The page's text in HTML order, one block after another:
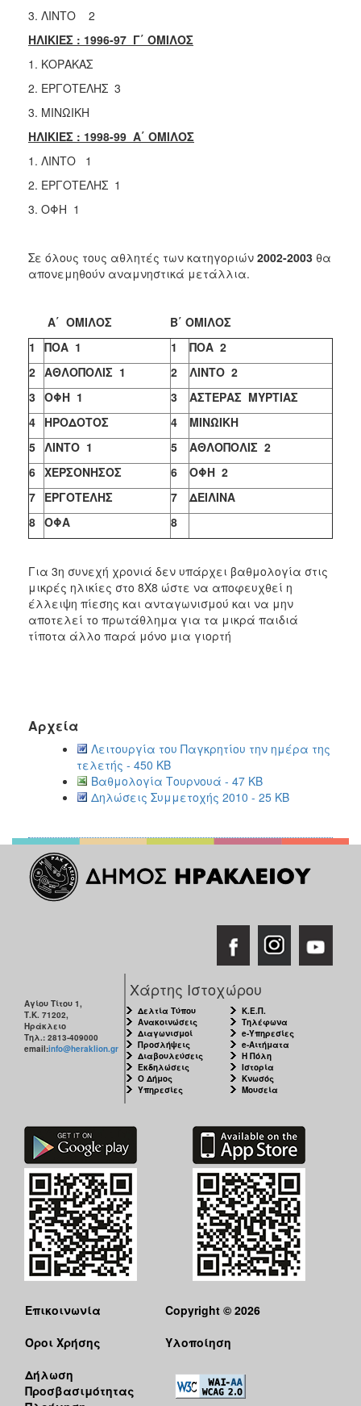
3. ΛΙΝΤΟ 2
ΗΛΙΚΙΕΣ : 1996-97 Γ΄ ΟΜΙΛΟΣ
1. ΚΟΡΑΚΑΣ
2. ΕΡΓΟΤΕΛΗΣ 3
3. ΜΙΝΩΙΚΗ
ΗΛΙΚΙΕΣ : 1998-99 Α΄ ΟΜΙΛΟΣ
1. ΛΙΝΤΟ 1
2. ΕΡΓΟΤΕΛΗΣ 1
3. ΟΦΗ 1
Σε όλους τους αθλητές των κατηγοριών 2002-2003 θα
απονεμηθούν αναμνηστικά μετάλλια.
Α΄ ΟΜΙΛΟΣ Β΄ ΟΜΙΛΟΣ
1
ΠΟΑ 1 1
ΠΟΑ 2
2 ΑΘΛΟΠΟΛΙΣ 1 2
ΛΙΝΤΟ 2
3 ΟΦΗ 1 3
ΑΣΤΕΡΑΣ ΜΥΡΤΙΑΣ
4 ΗΡΟΔΟΤΟΣ 4
ΜΙΝΩΙΚΗ
5 ΛΙΝΤΟ 1 5
ΑΘΛΟΠΟΛΙΣ 2
6 ΧΕΡΣΟΝΗΣΟΣ 6
ΟΦΗ 2
7 ΕΡΓΟΤΕΛΗΣ 7
ΔΕΙΛΙΝΑ
8 ΟΦΑ 8
Για 3η συνεχή χρονιά δεν υπάρχει βαθμολογία στις
μικρές ηλικίες στο 8Χ8 ώστε να αποφευχθεί η
έλλειψη πίεσης και ανταγωνισμού και να μην
αποτελεί το πρωτάθλημα για τα μικρά παιδιά
τίποτα άλλο παρά μόνο μια γιορτή
Αρχεία
Λειτουργία του Παγκρητίου την ημέρα της
τελετής - 450 KB
Βαθμολογία Τουρνουά - 47 KB
Δηλώσεις Συμμετοχής 2010 - 25 KB
Αγίου Τίτου 1,
Τ.Κ. 71202,
Ηράκλειο
Τηλ.: 2813-409000
email:info@heraklion.gr
Χάρτης Ιστοχώρου
Δελτία Τύπου
Ανακοινώσεις
Διαγωνισμοί
Προσλήψεις
Διαβουλεύσεις
Εκδηλώσεις
Ο Δήμος
Υπηρεσίες
Κ.Ε.Π.
Τηλέφωνα
e-Υπηρεσίες
e-Αιτήματα
Η Πόλη
Ιστορία
Κνωσός
Μουσεία
Επικοινωνία
Όροι Χρήσης
Δήλωση
Προσβασιμότητας
Copyright © 2026
Υλοποίηση